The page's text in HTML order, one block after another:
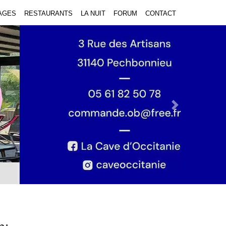
RESTAURANTS LA NUIT FORUM CONTACT
Next Slide